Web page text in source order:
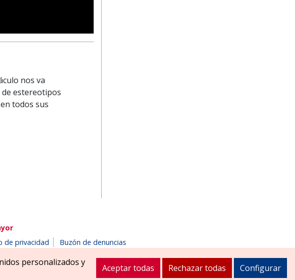
nos va
de estereotipos
todos sus
de privacidad
Buzón de denuncias
Tel. 948 181900 ayuntamiento@zizurmayor.es
personalizados y
Aceptar todas Rechazar todas Configurar